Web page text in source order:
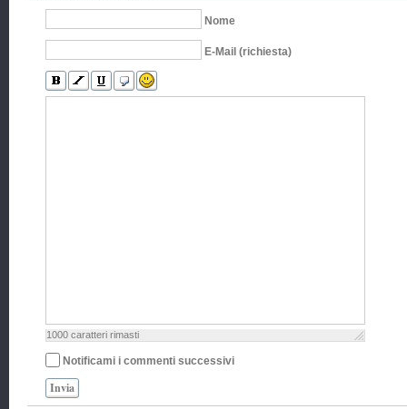
Nome
E-Mail (richiesta)
1000 caratteri rimasti
Notificami i commenti successivi
Invia